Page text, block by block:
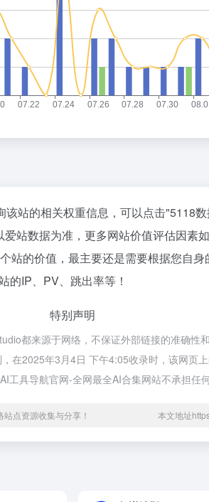
该站的相关权重信息，可以点击"5118
站数据为准，更多网站价值评估因素
站的价值，最主要还是需要根据您自
的IP、PV、跳出率等！
特别声明
都来源于网络，不保证外部链接的准确性
在2025年3月4日 下午4:05收录时，该网页
具导航官网-全网最全AI合集网站不承担任何
点资源收集与分享！ 本文地址